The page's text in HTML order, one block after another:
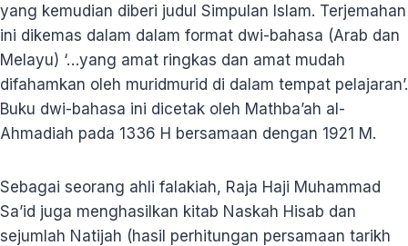
yang kemudian diberi judul Simpulan Islam. Terjemahan
ini dikemas dalam dalam format dwi-bahasa (Arab dan
Melayu) ‘…yang amat ringkas dan amat mudah
difahamkan oleh muridmurid di dalam tempat pelajaran’.
Buku dwi-bahasa ini dicetak oleh Mathba’ah al-
Ahmadiah pada 1336 H bersamaan dengan 1921 M.
Sebagai seorang ahli falakiah, Raja Haji Muhammad
Sa’id juga menghasilkan kitab Naskah Hisab dan
sejumlah Natijah (hasil perhitungan persamaan tarikh